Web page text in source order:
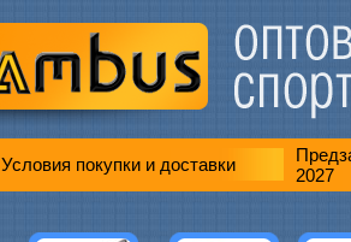
Условия покупки и доставки
2027